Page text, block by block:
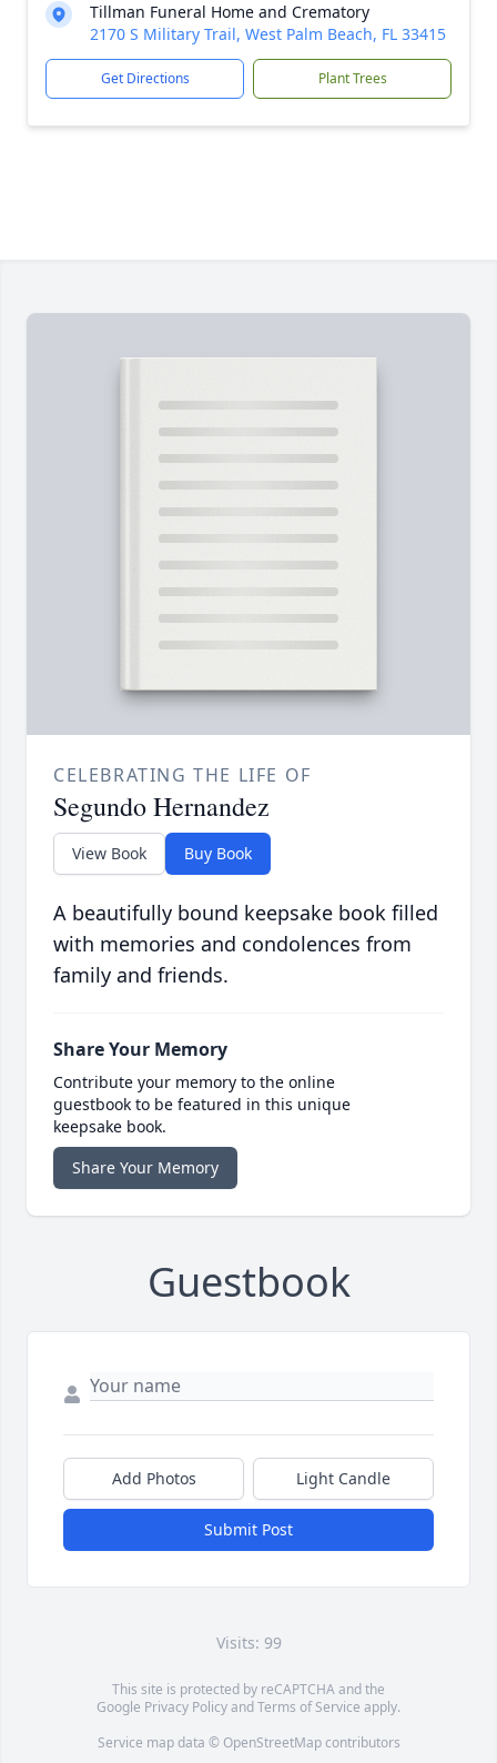
Tillman Funeral Home and Crematory
2170 S Military Trail, West Palm Beach, FL 33415
Get Directions Plant Trees
CELEBRATING THE LIFE OF
Segundo Hernandez
View Book Buy Book
A beautifully bound keepsake book filled
with memories and condolences from
family and friends.
Share Your Memory
Contribute your memory to the online
guestbook to be featured in this unique
keepsake book.
Share Your Memory
Guestbook
Add Photos Light Candle
Submit Post
Visits: 99
This site is protected by reCAPTCHA and the
Google Privacy PolicyandTerms of Service apply.
Service map data © OpenStreetMapcontributors